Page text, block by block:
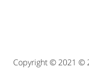
Copyright © 2021 ©